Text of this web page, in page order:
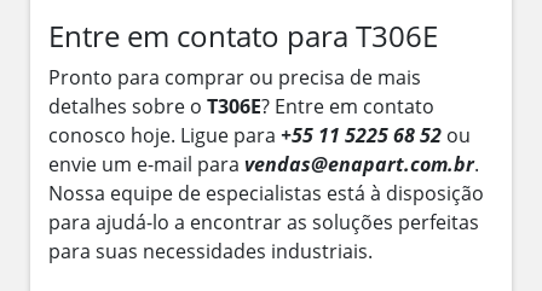
Entre em contato para T306E
Pronto para comprar ou precisa de mais
detalhes sobre o T306E? Entre em contato
conosco hoje. Ligue para +55 11 5225 68 52 ou
envie um e-mail para vendas@enapart.com.br.
Nossa equipe de especialistas está à disposição
para ajudá-lo a encontrar as soluções perfeitas
para suas necessidades industriais.